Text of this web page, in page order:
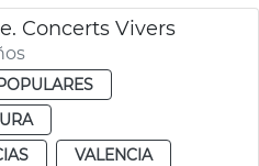
Concerts Vivers
VALENCIA